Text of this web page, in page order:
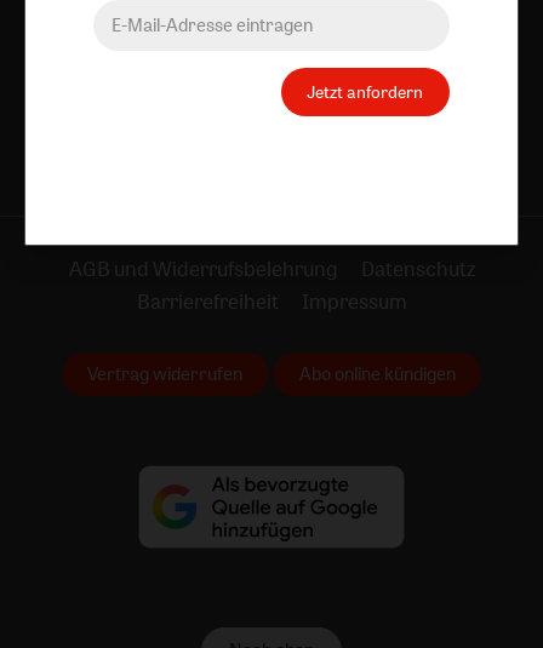
Jetzt anmelden
AGB und Widerrufsbelehrung
Datenschutz
Barrierefreiheit
Impressum
Vertrag widerrufen Abo online kündigen
Jetzt anfordern